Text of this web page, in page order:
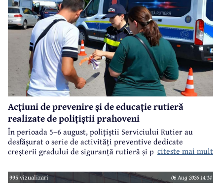
Acțiuni de prevenire și de educație rutieră
realizate de polițiștii prahoveni
În perioada 5–6 august, polițiștii Serviciului Rutier au
desfășurat o serie de activități preventive dedicate
creșterii gradului de siguranță rutieră și promovării unui
estival.
citeste mai mult
995 vizualizari 06 Aug 2026 14:14